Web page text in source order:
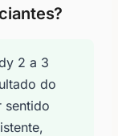
2 a 3
do
sentido